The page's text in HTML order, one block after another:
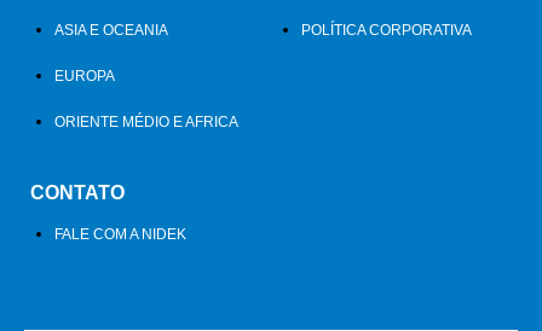
ASIA E OCEANIA
EUROPA
ORIENTE MÉDIO E AFRICA
POLÍTICA CORPORATIVA
CONTATO
FALE COM A NIDEK